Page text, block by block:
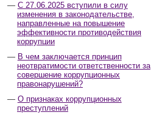
С 27.06.2025 вступили в силу
изменения в законодательстве,
направленные на повышение
эффективности противодействия
коррупции
В чем заключается принцип
неотвратимости ответственности за
совершение коррупционных
правонарушений?
О признаках коррупционных
преступлений